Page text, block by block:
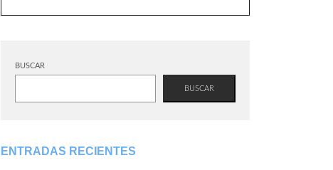
BUSCAR
BUSCAR
ENTRADAS RECIENTES